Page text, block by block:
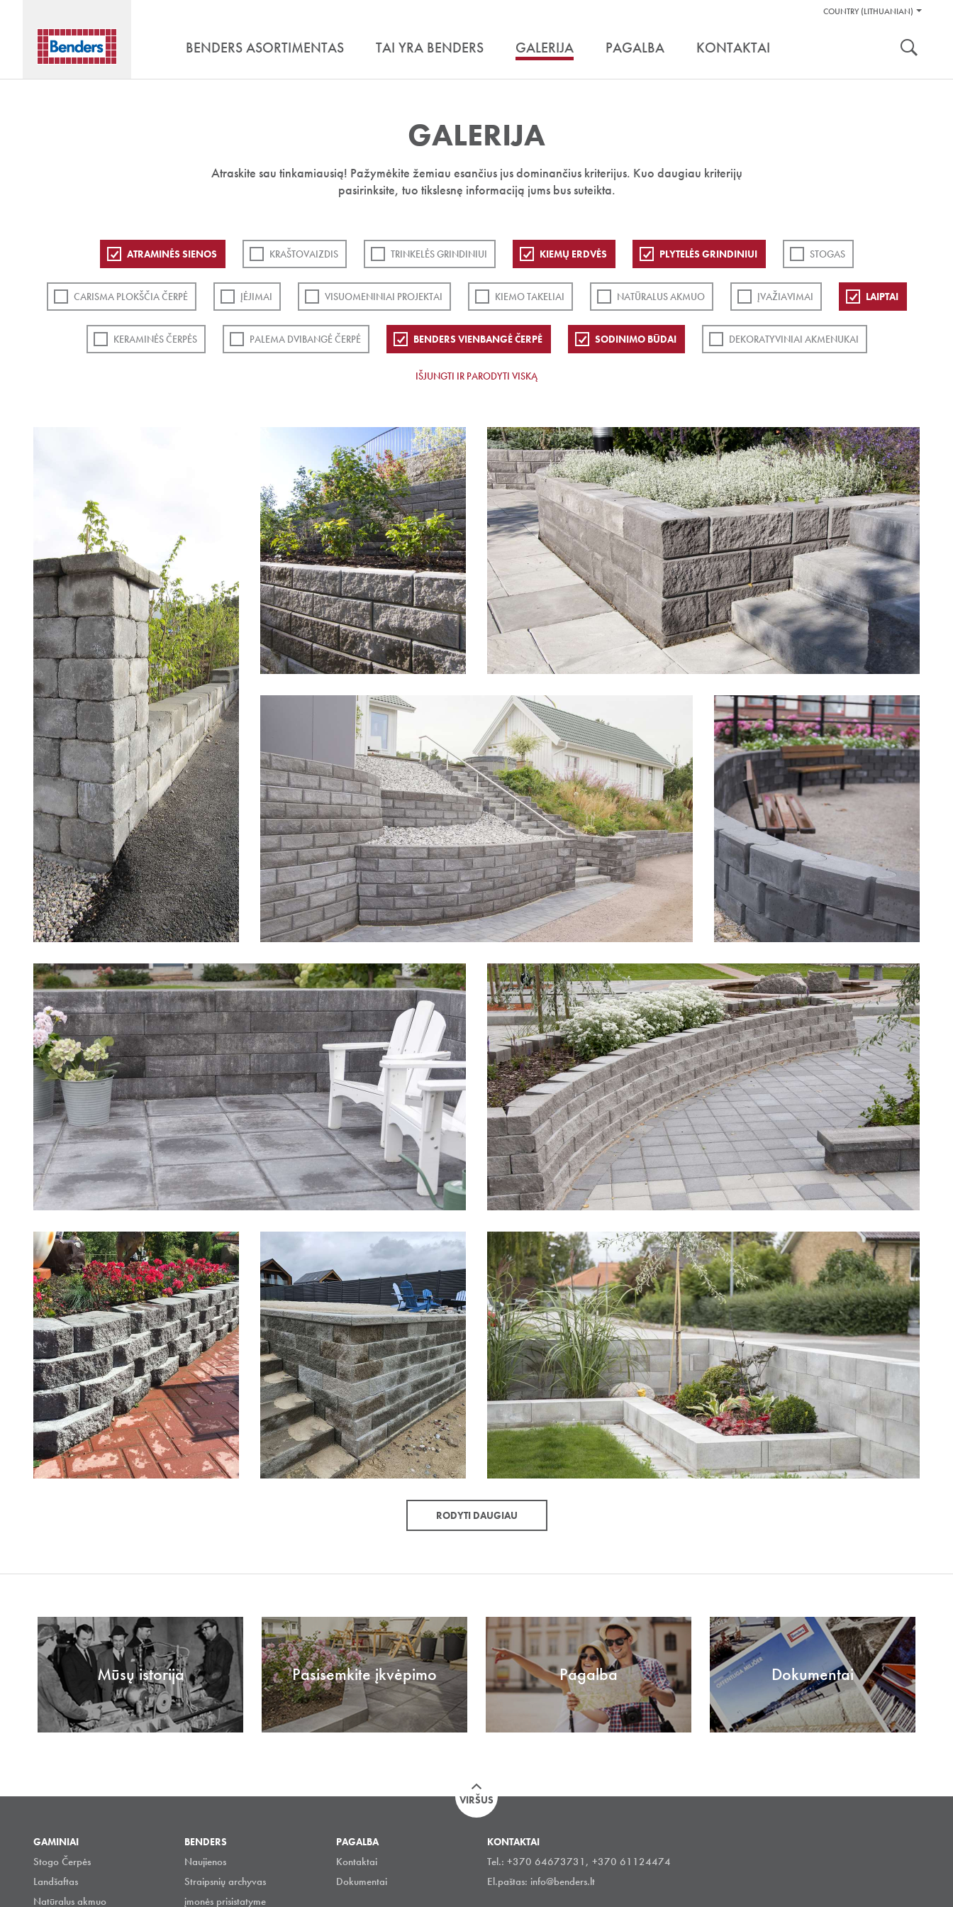
Pagalbos
COUNTRY (LITHUANIAN)
BENDERS ASORTIMENTAS TAI YRA BENDERS GALERIJA PAGALBA KONTAKTAI
GALERIJA
Atraskite sau tinkamiausią! Pažymėkite žemiau esančius jus dominančius kriterijus. Kuo daugiau kriterijų
pasirinksite, tuo tikslesnę informaciją jums bus suteikta.
ATRAMINĖS SIENOS KRAŠTOVAIZDIS TRINKELĖS GRINDINIUI KIEMŲ ERDVĖS PLYTELĖS GRINDINIUI STOGAS
CARISMA PLOKŠČIA ČERPĖ ĮĖJIMAI VISUOMENINIAI PROJEKTAI KIEMO TAKELIAI NATŪRALUS AKMUO ĮVAŽIAVIMAI LAIPTAI
KERAMINĖS ČERPĖS PALEMA DVIBANGĖ ČERPĖ BENDERS VIENBANGĖ ČERPĖ SODINIMO BŪDAI DEKORATYVINIAI AKMENUKAI
IŠJUNGTI IR PARODYTI VISKĄ
RODYTI DAUGIAU
Mūsų istorija Pasisemkite įkvėpimo Pagalba Dokumentai
VIRŠUS
GAMINIAI
Stogo Čerpės
Landšaftas
Natūralus akmuo
BENDERS
Naujienos
Straipsnių archyvas
įmonės prisistatyme
PAGALBA
Kontaktai
Dokumentai
KONTAKTAI
Tel.: +370 64673731, +370 61124474
El.paštas: info@benders.lt